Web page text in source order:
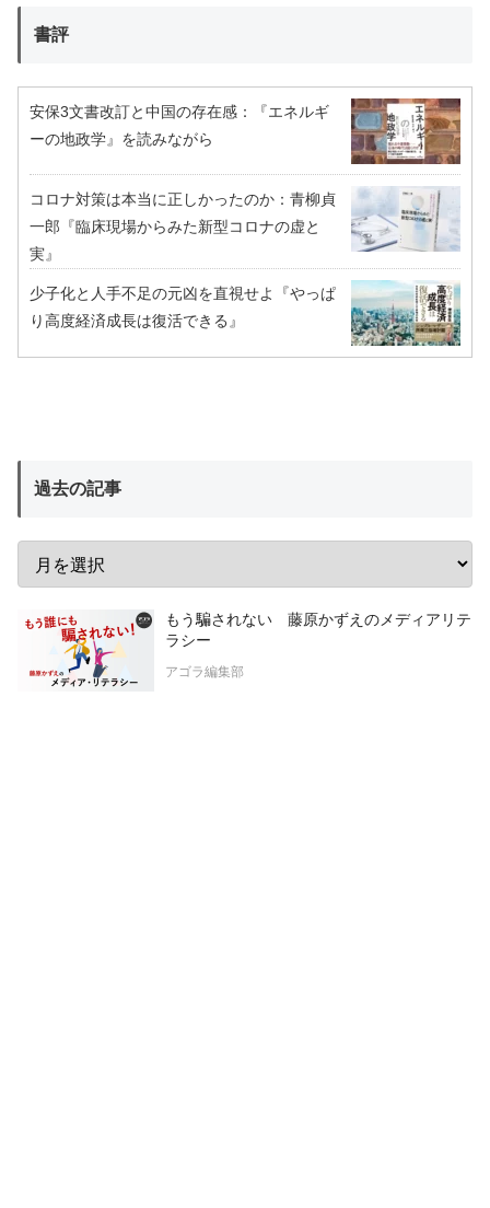
書評
安保3文書改訂と中国の存在感：『エネルギ
ーの地政学』を読みながら
コロナ対策は本当に正しかったのか：青柳貞
一郎『臨床現場からみた新型コロナの虚と
実』
少子化と人手不足の元凶を直視せよ『やっぱ
り高度経済成長は復活できる』
過去の記事
もう騙されない 藤原かずえのメディアリテ
ラシー
アゴラ編集部